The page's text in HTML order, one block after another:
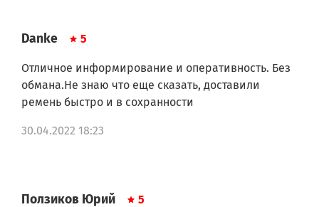
Danke 5
Отличное информирование и оперативность. Без
обмана.Не знаю что еще сказать, доставили
ремень быстро и в сохранности
30.04.2022 18:23
Ползиков Юрий 5